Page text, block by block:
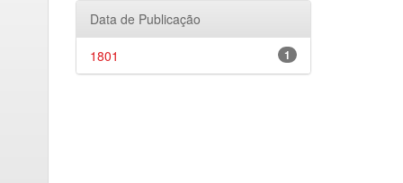
Data de Publicação
1
1801